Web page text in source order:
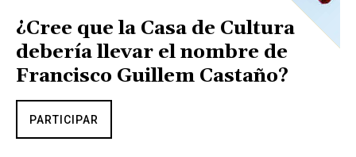
¿Cree que la Casa de Cultura
debería llevar el nombre de
Francisco Guillem Castaño?
PARTICIPAR